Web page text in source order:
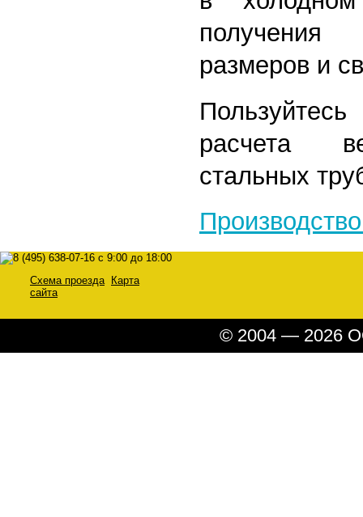
размеров и
расчета
стальных
Схема проезда
Карта
сайта
© 2004 — 2026